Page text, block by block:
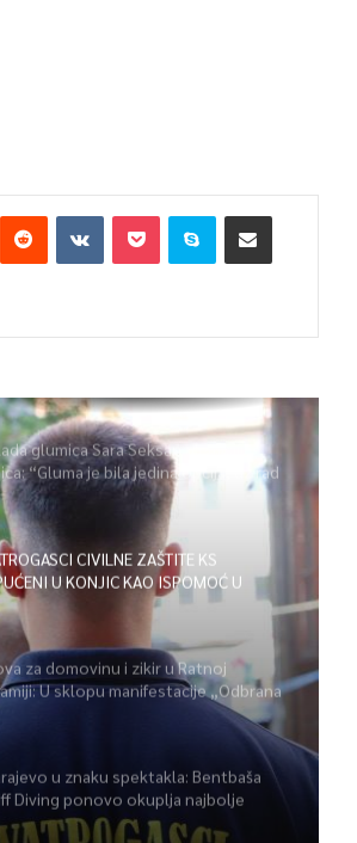
glumica Sara Seksan u emisiji
“Gluma je bila jedina opcija, uz rad
sve je moguće”
CIVILNE ZAŠTITE KS
U KONJIC KAO ISPOMOĆ U
POŽARA
za domovinu i zikir u Ratnoj
U sklopu manifestacije „Odbrana
– Igman 2026“ odana počast
u znaku spektakla: Bentbaša
Diving ponovo okuplja najbolje
i vrhunsku zabavu